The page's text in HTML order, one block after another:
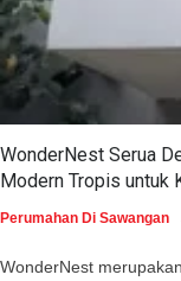
WonderNest Serua
Modern Tropis untuk
Perumahan Di Sawangan
WonderNest